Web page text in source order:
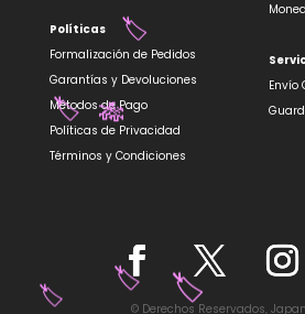
Políticas
Formalización de Pedidos
Garantías y Devoluciones
Métodos de Pago
Políticas de Privacidad
Términos y Condiciones
Envío
© Derechos Reservados,
🏷️
🏷️ 🎋